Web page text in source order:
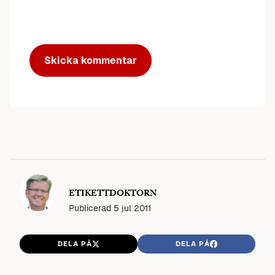
ETIKETTDOKTORN
Publicerad 5 jul 2011
DELA PÅ DELA PÅ